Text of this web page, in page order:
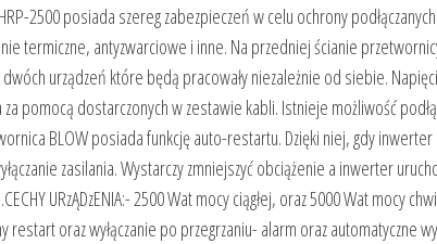
2500 posiada szereg zabezpieczeń w celu ochrony
termiczne, antyzwarciowe i inne. Na przedniej ścianie
dwóch urządzeń które będą pracowały niezależnie od siebie.
pomocą dostarczonych w zestawie kabli. Istnieje możliwość
BLOW posiada funkcję auto-restartu. Dzięki niej, gdy
zasilania. Wystarczy zmniejszyć obciążenie a inwerter
URzĄDzENIA:- 2500 Wat mocy ciągłej, oraz 5000 Wat mocy
restart oraz wyłączanie po przegrzaniu- alarm oraz automatyczne